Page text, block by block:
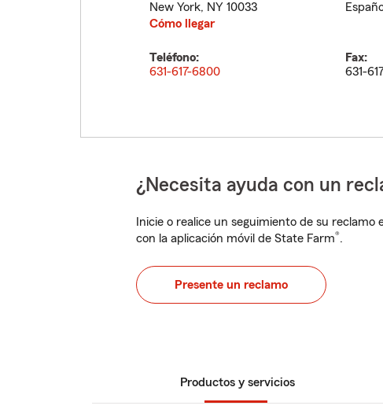
New York, NY 10033
Cómo llegar
Teléfono:
631-617-6800
Fax:
631-
¿Necesita ayuda con un
Inicie o realice un seguimiento de su reclamo
con la aplicación móvil de State Farm®.
Presente un reclamo
Productos y servicios